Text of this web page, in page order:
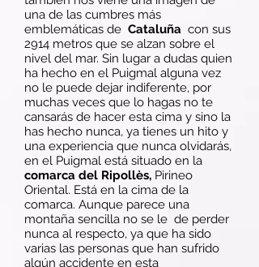
una de las cumbres más
emblemáticas de Cataluña con sus
2914 metros que se alzan sobre el
nivel del mar. Sin lugar a dudas quien
ha hecho en el Puigmal alguna vez
no le puede dejar indiferente, por
muchas veces que lo hagas no te
cansarás de hacer esta cima y sino la
has hecho nunca, ya tienes un hito y
una experiencia que nunca olvidarás,
en el Puigmal está situado en la
comarca del Ripollès, Pirineo
Oriental. Está en la cima de la
comarca. Aunque parece una
montaña sencilla no se le de perder
nunca al respecto, ya que ha sido
varias las personas que han sufrido
algún accidente en esta